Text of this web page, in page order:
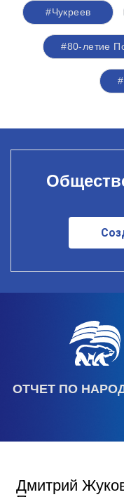
#Чукреев
#80-летие
ОТЧЕТ ПО
Дмитрий